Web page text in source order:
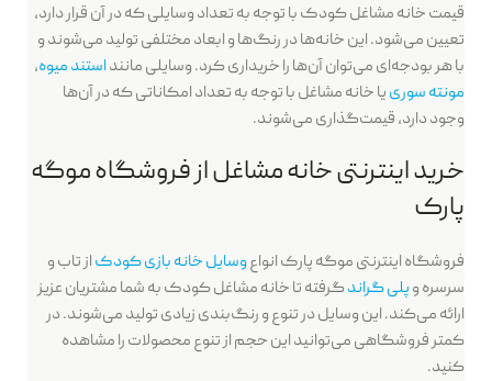
قیمت خانه مشاغل کودک با توجه به تعداد وسایلی که در آن قرار دارد،
تعیین می‌شود. این خانه‌ها در رنگ‌ها و ابعاد مختلفی تولید می‌شوند و
با هر بودجه‌ای می‌توان آن‌ها را خریداری کرد. وسایلی ماننداستند میوه،
مونته سورییا خانه مشاغل با توجه به تعداد امکاناتی که در آن‌ها
وجود دارد، قیمت‌گذاری می‌شوند.
خرید اینترنتی خانه مشاغل از فروشگاه موگه
پارک
فروشگاه اینترنتی موگه پارک انواعوسایل خانه بازی کودکاز تاب و
سرسره وپلی گراندگرفته تا خانه مشاغل کودک به شما مشتریان عزیز
ارائه می‌کند. این وسایل در تنوع و رنگ‌بندی زیادی تولید می‌شوند. در
کمتر فروشگاهی می‌توانید این حجم از تنوع محصولات را مشاهده
کنید.